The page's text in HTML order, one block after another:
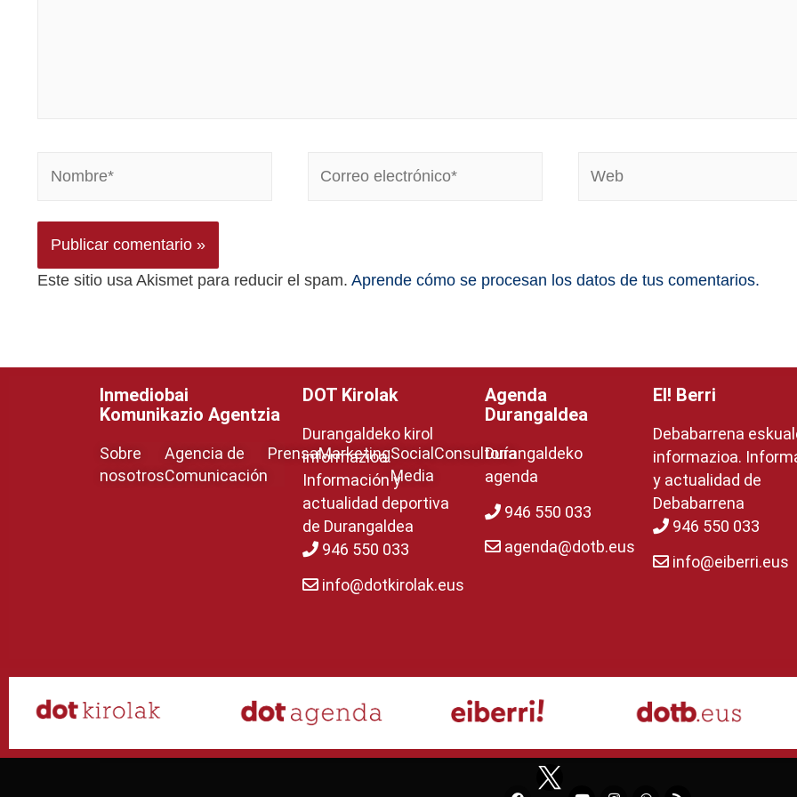
Este sitio usa Akismet para reducir el spam. Aprende cómo se procesan los datos de tus comentarios.
Inmediobai
Komunikazio Agentzia
Sobre
nosotros
Agencia de
Comunicación
PrensaMarketingSocial
Media
Consultoría
DOT Kirolak
Durangaldeko kirol
informazioa.
Información y
actualidad deportiva
de Durangaldea
946 550 033
info@dotkirolak.eus
Agenda
Durangaldea
Durangaldeko
agenda
946 550 033
agenda@dotb.eus
EI! Berri
Debabarrena
informazioa.
y actualidad de
Debabarrena
946 550 033
info@eiberri.eus